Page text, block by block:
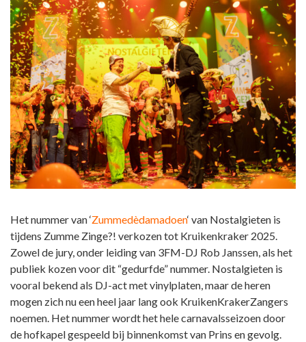
Het nummer van ‘Zummedèdamadoen‘ van Nostalgieten is
tijdens Zumme Zinge?! verkozen tot Kruikenkraker 2025.
Zowel de jury, onder leiding van 3FM-DJ Rob Janssen, als het
publiek kozen voor dit “gedurfde” nummer. Nostalgieten is
vooral bekend als DJ-act met vinylplaten, maar de heren
mogen zich nu een heel jaar lang ook KruikenKrakerZangers
noemen. Het nummer wordt het hele carnavalsseizoen door
de hofkapel gespeeld bij binnenkomst van Prins en gevolg.